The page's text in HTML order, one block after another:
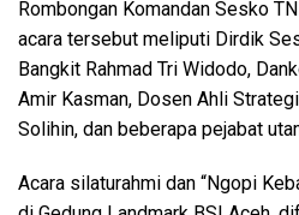
Rombongan Komandan Sesko
acara tersebut meliputi Dirdik
Bangkit Rahmad Tri Widodo,
Amir Kasman, Dosen Ahli
Solihin, dan beberapa pejabat
Acara silaturahmi dan “Ngopi